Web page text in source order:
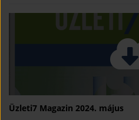
Üzleti7 Magazin 2024. május